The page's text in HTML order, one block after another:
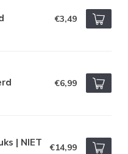
€3,49
€6,99
| NIET €14,99